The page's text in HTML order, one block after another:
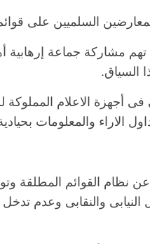
مشاركة جماعة إرهابية
السياق.
فى أجهزة الاعلام
الاراء والمعلومات
نظام القوائم المطلقة
والنقابى وعدم